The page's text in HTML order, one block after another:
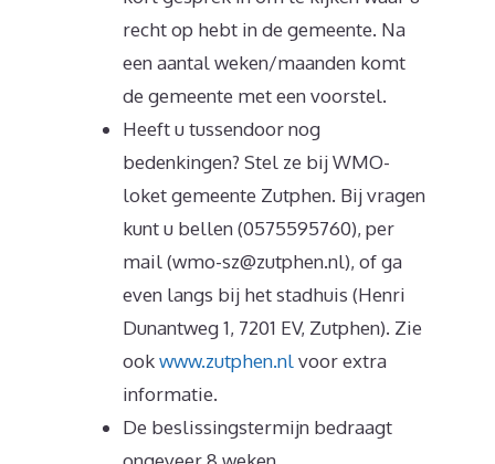
recht op hebt in de gemeente. Na
een aantal weken/maanden komt
de gemeente met een voorstel.
Heeft u tussendoor nog
bedenkingen? Stel ze bij WMO-
loket gemeente Zutphen. Bij vragen
kunt u bellen (0575595760), per
mail (wmo-sz@zutphen.nl), of ga
even langs bij het stadhuis (Henri
Dunantweg 1, 7201 EV, Zutphen). Zie
ookwww.zutphen.nlvoor extra
informatie.
De beslissingstermijn bedraagt